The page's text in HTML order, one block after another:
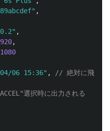
" ,
" ,
,
1080
06 15:36" ,
// 絶対に飛ぶ基
選択時に出力される